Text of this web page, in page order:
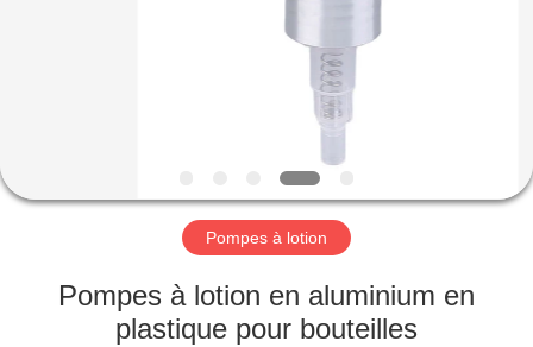
LE
SPECTACLE
Pompes à lotion
Pompes à lotion en aluminium en
plastique pour bouteilles